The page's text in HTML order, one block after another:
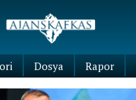
Dosya Rapor